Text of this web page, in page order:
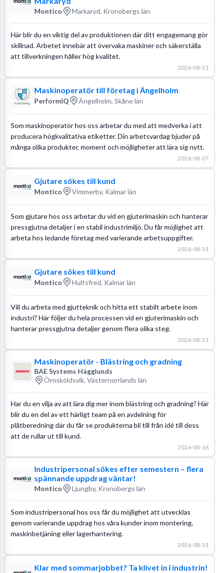
Montico Markaryd, Kronobergs län
Här blir du en viktig del av produktionen där ditt engagemang gör
skillnad. Arbetet innebär att övervaka maskiner och säkerställa
att tillverkningen håller hög kvalitet.
2026-08-31
Maskinoperatör till företag i Ängelholm
PerformIQ Ängelholm, Skåne län
Som maskinoperatör hos oss arbetar du med att medverka i att
producera högkvalitativa etiketter. Din arbetsvardag bjuder på
många olika produkter, moment och möjligheter att lära sig nytt.
2026-08-07
Gjutare sökes till kund
Montico Vimmerby, Kalmar län
Som gjutare hos oss arbetar du vid en gjuterimaskin och hanterar
pressgjutna detaljer i en stabil industrimiljö. Du får möjlighet att
arbeta hos ledande företag med varierande arbetsuppgifter.
2026-08-31
Gjutare sökes till kund
Montico Hultsfred, Kalmar län
Vill du arbeta med gjutteknik och hitta ett stabilt arbete inom
industri? Här följer du hela processen vid en gjuterimaskin och
hanterar pressgjutna detaljer genom flera olika steg.
2026-08-31
Maskinoperatör - Blästring och gradning
BAE Systems Hägglunds
Örnsköldsvik, Västernorrlands län
Har du en vilja av att lära dig mer inom blästring och gradning? Här
blir du en del av ett härligt team på en avdelning för
plåtberedning där du får se produkterna bli till från idé till dess
att de rullar ut till kund.
2026-08-16
Industripersonal sökes efter semestern – flera
spännande uppdrag väntar!
Montico Ljungby, Kronobergs län
Som industripersonal hos oss får du möjlighet att utvecklas
genom varierande uppdrag hos våra kunder inom montering,
maskinbetjäning eller lagerhantering.
2026-08-31
Klar med sommarjobbet? Ta klivet in i industrin!